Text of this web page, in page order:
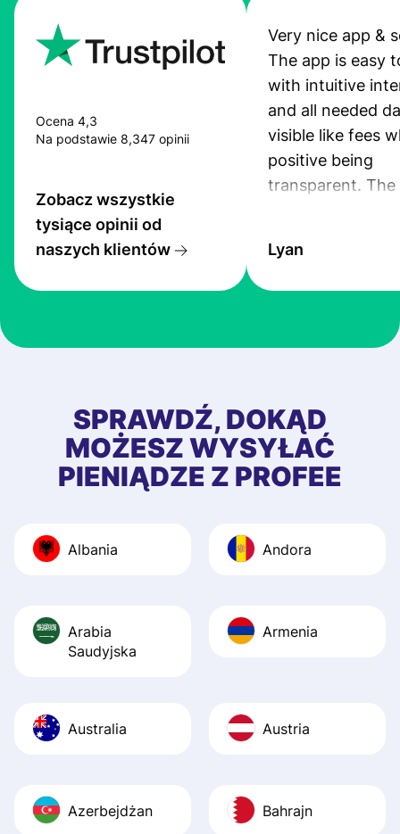
Ocena 4,3
Na podstawie 8,347 opinii
Zobacz wszystkie
tysiące opinii od
naszych klientów
Very nice app &
The app is easy
with intuitive
and all needed
visible like fees
positive being
transparent. The
the exchange
at Profee is very
first started
app, and they
quick to provide
and helpful
Recommend it!
Lyan
SPRAWDŹ, DOKĄD
MOŻESZ WYSYŁAĆ
PIENIĄDZE Z PROFEE
Albania Andora
Arabia
Saudyjska
Armenia
Australia Austria
Azerbejdżan Bahrajn